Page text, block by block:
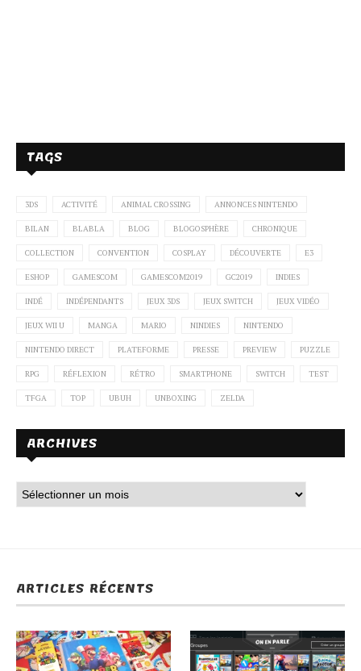
TAGS
3DS ACTIVITÉ ANIMAL CROSSING ANNONCES NINTENDO
BILAN BLABLA BLOG BLOGOSPHÈRE CHRONIQUE
COLLECTION CONVENTION COSPLAY DÉCOUVERTE E3
ESHOP GAMESCOM GAMESCOM2019 GC2019 INDIES
INDÉ INDÉPENDANTS JEUX 3DS JEUX SWITCH JEUX VIDÉO
JEUX WII U MANGA MARIO NINDIES NINTENDO
NINTENDO DIRECT PLATEFORME PRESSE PREVIEW PUZZLE
RPG RÉFLEXION RÉTRO SMARTPHONE SWITCH TEST
TFGA TOP UBUH UNBOXING ZELDA
ARCHIVES
ARTICLES RÉCENTS